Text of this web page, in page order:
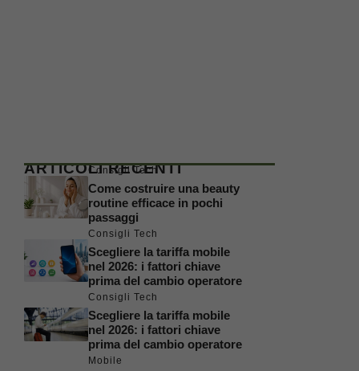
ARTICOLI RECENTI
Consigli Tech
Come costruire una beauty
routine efficace in pochi
passaggi
Consigli Tech
Scegliere la tariffa mobile
nel 2026: i fattori chiave
prima del cambio operatore
Consigli Tech
Scegliere la tariffa mobile
nel 2026: i fattori chiave
prima del cambio operatore
Mobile